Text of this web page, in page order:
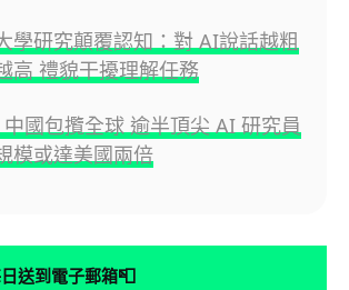
學研究顛覆認知：對 AI說話越粗
高 禮貌干擾理解任務
國包攬全球 逾半頂尖 AI 研究員
模或達美國兩倍
送到電子郵箱📮